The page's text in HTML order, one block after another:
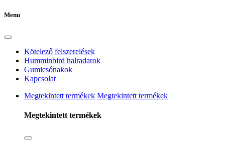
Menu
Kötelező felszerelések
Humminbird halradarok
Gumicsónakok
Kapcsolat
Megtekintett termékek Megtekintett termékek
Megtekintett termékek